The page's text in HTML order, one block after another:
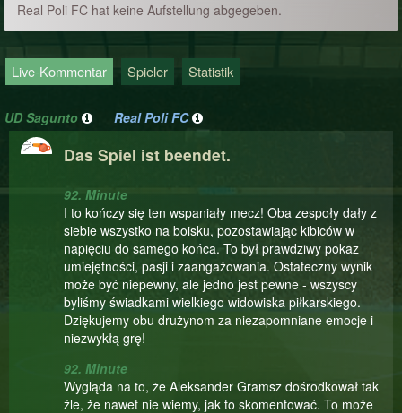
Real Poli FC hat keine Aufstellung abgegeben.
Live-Kommentar Spieler Statistik
UD Sagunto Real Poli FC
Das Spiel ist beendet.
92. Minute
I to kończy się ten wspaniały mecz! Oba zespoły dały z
siebie wszystko na boisku, pozostawiając kibiców w
napięciu do samego końca. To był prawdziwy pokaz
umiejętności, pasji i zaangażowania. Ostateczny wynik
może być niepewny, ale jedno jest pewne - wszyscy
byliśmy świadkami wielkiego widowiska piłkarskiego.
Dziękujemy obu drużynom za niezapomniane emocje i
niezwykłą grę!
92. Minute
Wygląda na to, że Aleksander Gramsz dośrodkował tak
źle, że nawet nie wiemy, jak to skomentować. To może